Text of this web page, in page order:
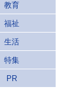
教育
福祉
生活
特集
PR